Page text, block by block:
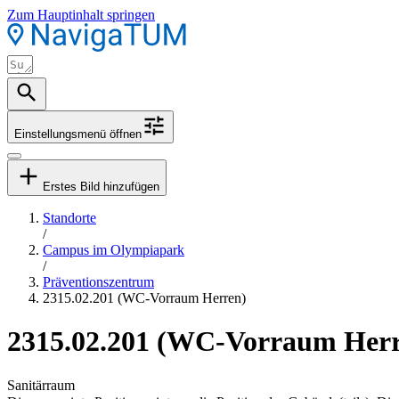
Zum Hauptinhalt springen
Einstellungsmenü öffnen
Erstes Bild hinzufügen
Standorte
/
Campus im Olympiapark
/
Präventionszentrum
2315.02.201 (WC-Vorraum Herren)
2315.02.201 (WC-Vorraum
Sanitärraum